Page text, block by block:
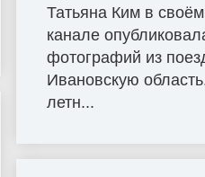
Татьяна Ким в
канале
фотографий из
Ивановскую
летн...